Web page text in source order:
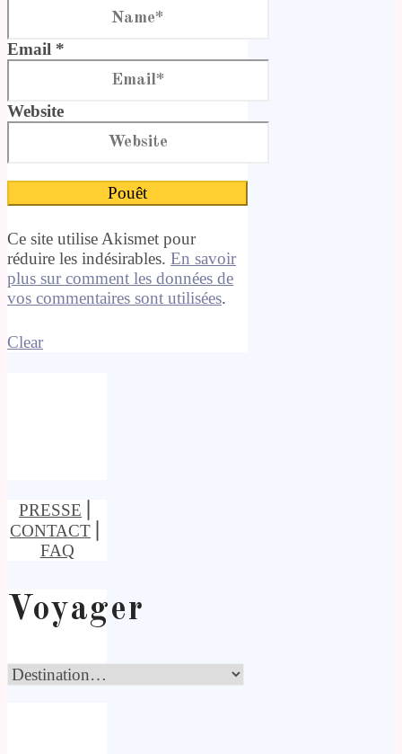
Email *
Website
Ce site utilise Akismet pour
réduire les indésirables. En savoir
plus sur comment les données de
vos commentaires sont utilisées.
Clear
PRESSE
CONTACT
FAQ
Voyager